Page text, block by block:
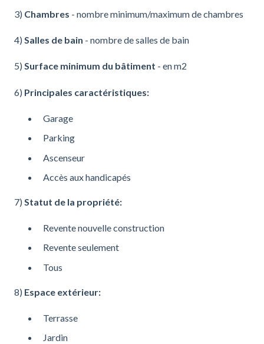
3) Chambres - nombre minimum/maximum de chambres
4) Salles de bain - nombre de salles de bain
5) Surface minimum du bâtiment - en m2
6) Principales caractéristiques:
Garage
Parking
Ascenseur
Accès aux handicapés
7) Statut de la propriété:
Revente nouvelle construction
Revente seulement
Tous
8) Espace extérieur:
Terrasse
Jardin